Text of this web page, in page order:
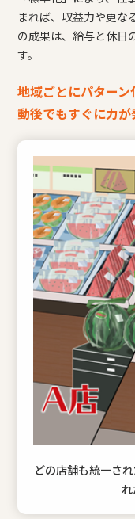
まれば、収益力や更な
の成果は、給与と休日
す。
地域ごとにパター
動後でもすぐに力が
どの店舗も統一さ